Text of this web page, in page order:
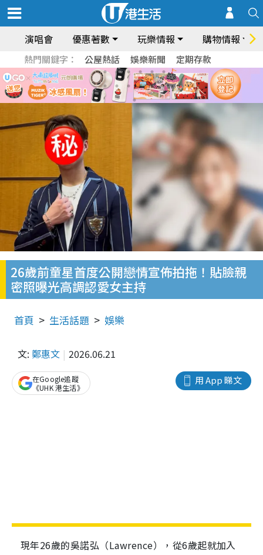
演唱會 優惠著數 玩樂情報 購物情報
熱門關鍵字： 公屋熱話 娛樂新聞 定期存款
26歲前童星首度公開戀情宣佈拍拖！貼臉親
密照曝光高調認愛女主持
首頁 生活話題 娛樂
文: 鄭惠文 2026.06.21
用 App 睇文
在Google追蹤
《UHK 港生活》
現年26歲的吳諾弘（Lawrence），從6歲起就加入